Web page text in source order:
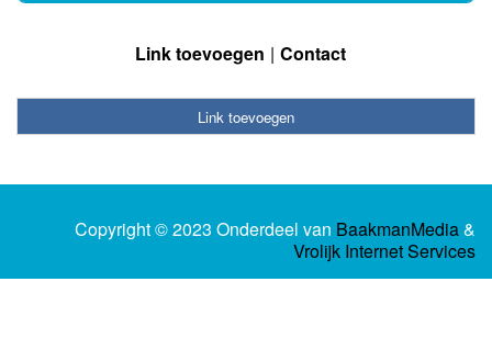
Link toevoegen Contact
Link toevoegen
Copyright © 2023 Onderdeel van BaakmanMedia&
Vrolijk Internet Services